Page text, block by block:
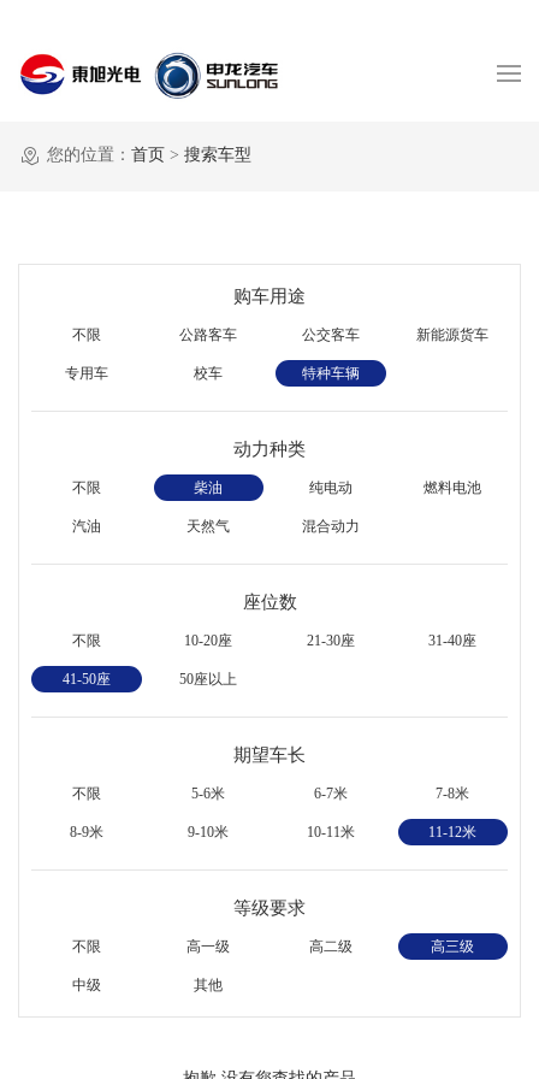
您的位置： 首页 > 搜索车型
购车用途
不限 公路客车 公交客车 新能源货车
专用车 校车 特种车辆
动力种类
不限 柴油 纯电动 燃料电池
汽油 天然气 混合动力
座位数
不限 10-20座 21-30座 31-40座
41-50座 50座以上
期望车长
不限 5-6米 6-7米 7-8米
8-9米 9-10米 10-11米 11-12米
等级要求
不限 高一级 高二级 高三级
中级 其他